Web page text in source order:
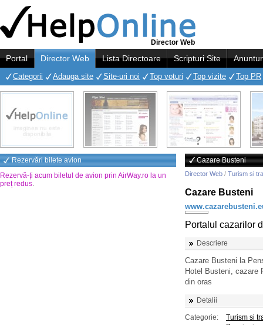
Director Web
Portal Director Web Lista Directoare Scripturi Site
Categorii Adauga site Site-uri noi Top voturi Top vizite Top PR
Rezervări bilete avion
Rezervă-ți acum biletul de avion prin AirWay.ro la un
preț redus.
Cazare Busteni
Director Web / Turism si
Cazare Busteni
Portalul cazarilor
Descriere
Cazare Busteni la
Hotel Busteni, cazare
din oras
Detalii
Categorie:
Turism si